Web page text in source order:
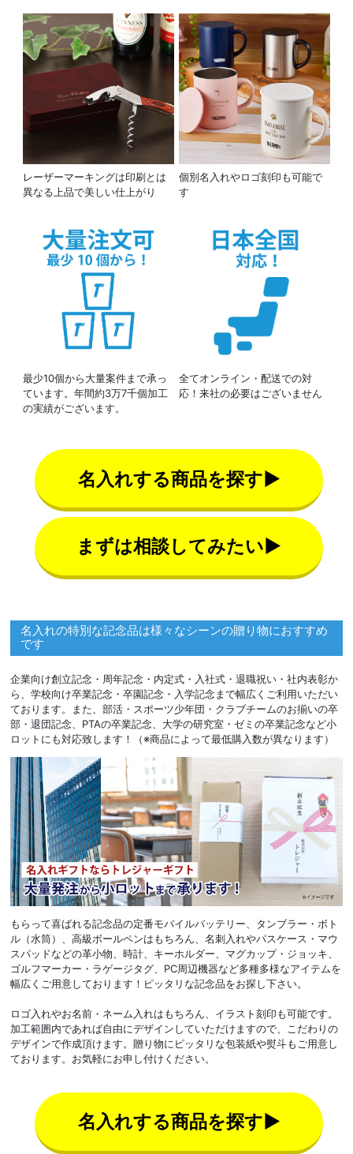
レーザーマーキングは印刷とは
異なる上品で美しい仕上がり
個別名入れやロゴ刻印も可能で
す
最少10個から大量案件まで承っ
ています。年間約3万7千個加工
の実績がございます。
全てオンライン・配送での対
応！来社の必要はございません
名入れする商品を探す▶
まずは相談してみたい▶
名入れの特別な記念品は様々なシーンの贈り物におすすめ
です
企業向け創立記念・周年記念・内定式・入社式・退職祝い・社内表彰か
ら、学校向け卒業記念・卒園記念・入学記念まで幅広くご利用いただい
ております。また、部活・スポーツ少年団・クラブチームのお揃いの卒
部・退団記念、PTAの卒業記念、大学の研究室・ゼミの卒業記念など小
ロットにも対応致します！（※商品によって最低購入数が異なります）
もらって喜ばれる記念品の定番モバイルバッテリー、タンブラー・ボト
ル（水筒）、高級ボールペンはもちろん、名刺入れやパスケース・マウ
スパッドなどの革小物、時計、キーホルダー、マグカップ・ジョッキ、
ゴルフマーカー・ラゲージタグ、PC周辺機器など多種多様なアイテムを
幅広くご用意しております！ピッタリな記念品をお探し下さい。
ロゴ入れやお名前・ネーム入れはもちろん、イラスト刻印も可能です。
加工範囲内であれば自由にデザインしていただけますので、こだわりの
デザインで作成頂けます。贈り物にピッタリな包装紙や熨斗もご用意し
ております。お気軽にお申し付けください。
名入れする商品を探す▶